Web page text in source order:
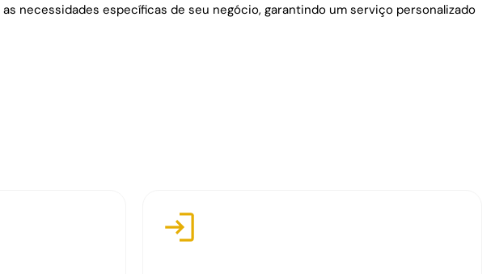
necessidades específicas de seu negócio, garantindo um serviço personalizado